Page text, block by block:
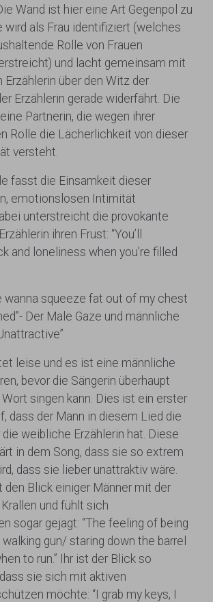
Wand ist hier eine Art Gegenpol zu
wird als Frau identifiziert (welches
Rolle von Frauen
und lacht gemeinsam mit
Erzählerin über den Witz der
Erzählerin gerade widerfährt. Die
Partnerin, die wegen ihrer
Rolle die Lächerlichkeit von dieser
versteht.
fasst die Einsamkeit dieser
emotionslosen Intimität
unterstreicht die provokante
ihren Frust: “You’ll
and loneliness when you’re filled
wanna squeeze fat out of my chest
Der Male Gaze und männliche
leise und es ist eine männliche
bevor die Sängerin überhaupt
singen kann. Dies ist ein erster
dass der Mann in diesem Lied die
weibliche Erzählerin hat. Diese
in dem Song, dass sie so extrem
dass sie lieber unattraktiv wäre.
den Blick einiger Männer mit der
und fühlt sich
sogar gejagt: “The feeling of being
gun/ staring down the barrel
to run.” Ihr ist der Blick so
sie sich mit aktiven
möchte: “I grab my keys, I